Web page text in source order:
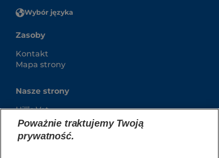
Wybór języka
Zasoby
Kontakt
Mapa strony
Nasze strony
Hill’s Vet
Kariera
Poważnie traktujemy Twoją
prywatność.